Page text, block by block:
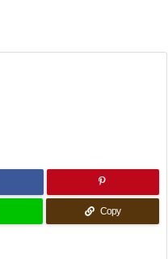
Copy